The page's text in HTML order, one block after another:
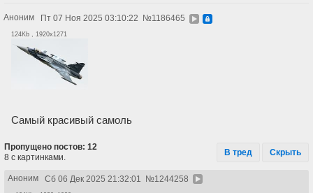
Аноним Пт 07 Ноя 2025 03:10:22 №1186465
124Kb , 1920x1271
Самый красивый самоль
Пропущено постов: 12
8 с картинками.
В тред Скрыть
Аноним Сб 06 Дек 2025 21:32:01 №1244258